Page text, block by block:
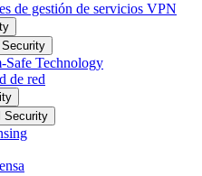
de gestión de servicios VPN
Security
Safe Technology
de red
Security